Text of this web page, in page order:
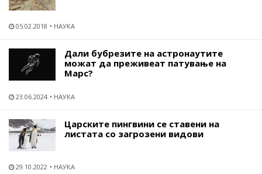
05.02.2018 НАУКА
Дали бубрезите на астронаутите
можат да преживеат патување на
Марс?
23.06.2024 НАУКА
Царските пингвини се ставени на
листата со загрозени видови
29.10.2022 НАУКА